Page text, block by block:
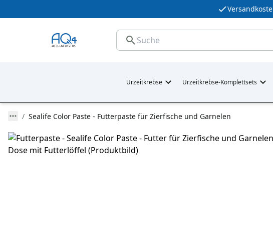
Urzeitkrebse Urzeitkrebse-Komplettsets
Sealife Color Paste - Futterpaste für Zierfische und Garnelen